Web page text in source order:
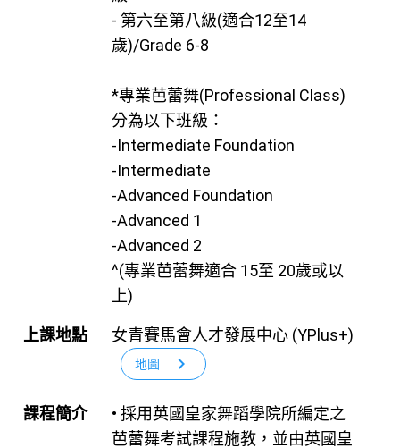
- 第六至第八級(適合12至14
歲)/Grade 6-8
*專業芭蕾舞(Professional Class)
分為以下班級：
-Intermediate Foundation
-Intermediate
-Advanced Foundation
-Advanced 1
-Advanced 2
^(專業芭蕾舞適合 15至 20歲或以
上)
上課地點 女青賽馬會人才發展中心 (YPlus+)
地圖 chevron_right
課程簡介
• 採用英國皇家舞蹈學院所編定之
芭蕾舞考試課程施教，並由英國皇